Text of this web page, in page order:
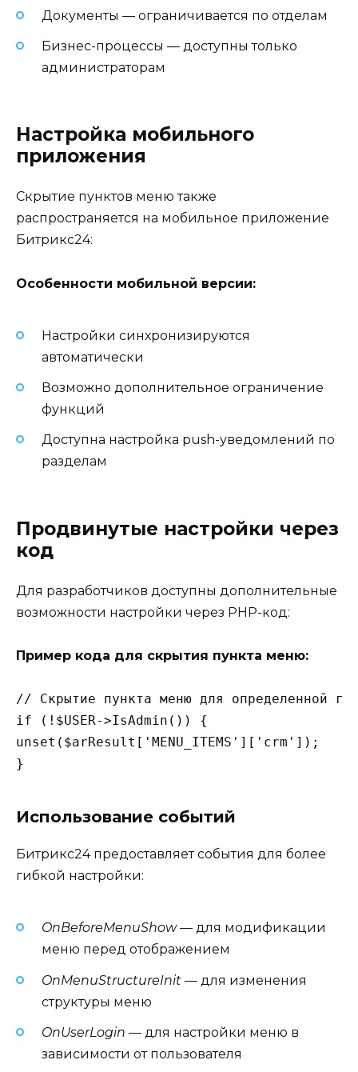
Документы — ограничивается по отделам
Бизнес-процессы — доступны только
администраторам
Настройка мобильного
приложения
Скрытие пунктов меню также
распространяется на мобильное приложение
Битрикс24:
Особенности мобильной версии:
Настройки синхронизируются
автоматически
Возможно дополнительное ограничение
функций
Доступна настройка push-уведомлений по
разделам
Продвинутые настройки через
код
Для разработчиков доступны дополнительные
возможности настройки через PHP-код:
Пример кода для скрытия пункта меню:
// Скрытие пункта меню для определенной
if (!$USER->IsAdmin()) {
unset($arResult['MENU_ITEMS']['crm']);
Использование событий
Битрикс24 предоставляет события для более
гибкой настройки:
OnBeforeMenuShow— для модификации
меню перед отображением
OnMenuStructureInit — для изменения
структуры меню
OnUserLogin — для настройки меню в
зависимости от пользователя